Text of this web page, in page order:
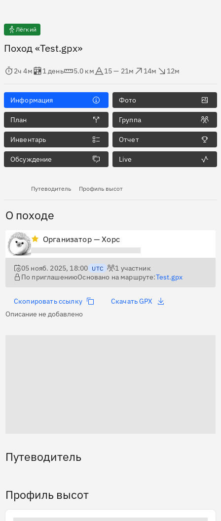
Лёгкий
Поход «Test.gpx»
в пути
2ч 4м
Оценка в днях
1 день
Дистанция
5.0 км
Абсолютная высота
15 — 21м
14м
12м
Информация Фото
План Группа
Инвентарь Отчет
Обсуждение Live
Путеводитель Профиль высот
О походе
Организатор — Хорс
05 нояб. 2025, 18:00 UTC 1 участник
По приглашениюОсновано на маршруте:Test.gpx
Скопировать ссылку
Скачать GPX
Описание не добавлено
Путеводитель
Профиль высот